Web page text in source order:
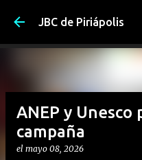
Ir al
JBC de Piriápolis
ANEP y
campaña
el mayo 08, 2026